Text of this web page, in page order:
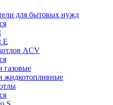
для бытовых нужд
E
ACV
газовые
жидкотопливные